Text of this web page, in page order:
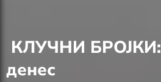
КЛУЧНИ БРОЈКИ:
денес